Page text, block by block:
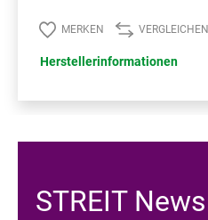
MERKEN VERGLEICHEN
Herstellerinformationen
STREIT